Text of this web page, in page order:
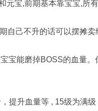
元宝,前期基本靠宝宝,所
自己不升的话可以摆摊
宝能磨掉BOSS的血量
提升血量等 , 15级为满